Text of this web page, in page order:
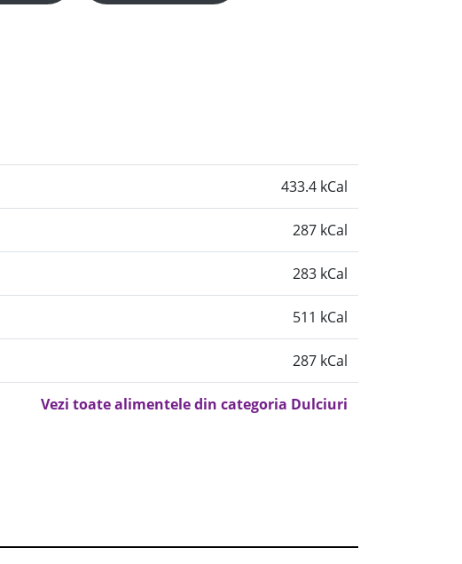
433.4 kCal
287 kCal
283 kCal
511 kCal
287 kCal
Vezi toate alimentele din categoria Dulciuri